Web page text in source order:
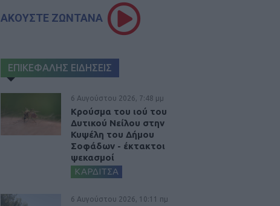
ΑΚΟΥΣΤΕ ΖΩΝΤΑΝΑ
ΕΠΙΚΕΦΑΛΗΣ ΕΙΔΗΣΕΙΣ
6 Αυγούστου 2026, 7:48 μμ
Κρούσμα του ιού του
Δυτικού Νείλου στην
Κυψέλη του Δήμου
Σοφάδων - έκτακτοι
ψεκασμοί
ΚΑΡΔΙΤΣΑ
6 Αυγούστου 2026, 10:11 πμ